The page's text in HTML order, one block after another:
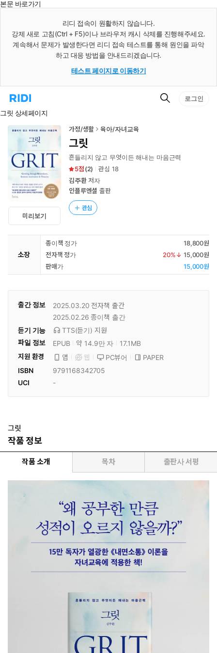
본문 바로가기
리디 접속이 원활하지 않습니다.
강제 새로 고침(Ctrl + F5)이나 브라우저 캐시 삭제를 진행해주세요.
계속해서 문제가 발생한다면 리디 접속 테스트를 통해 원인을 파악
하고 대응 방법을 안내드리겠습니다.
테스트 페이지로 이동하기
리
홈
로
검
로그인
그릿 상세페이지
미리보기
가정/생활 육아/자녀교육
그릿
흔들리지 않고 무엇이든 해내는 마음근력
5
(2) 관심 18
김주환저자
인플루엔셜 출판
관심
소장
종이책 정가
18,800원
전자책 정가
20%↓ 15,000원
판매가
15,000원
출간 정보 2025.03.20 전자책 출간
2025.02.26 종이책 출간
듣기 기능
TTS(듣기) 지원
파일 정보
EPUB 약 14.9만 자
17.1MB
지원 환경
앱 웹 PC뷰어
PAPER
ISBN
9791168342705
UCI
-
그릿
작품 정보
작품 소개 목차 출판사 서평